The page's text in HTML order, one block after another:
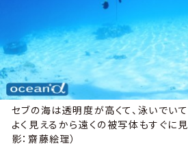
セブの海は透明度が高くて、泳いでい
よく見えるから遠くの被写体もすぐに
影：齋藤絵理）